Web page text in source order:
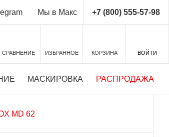
Мы в Макс +7 (800) 555-57-98
СРАВНЕНИЕ ИЗБРАННОЕ КОРЗИНА ВОЙТИ
МАСКИРОВКА РАСПРОДАЖА
MD 62